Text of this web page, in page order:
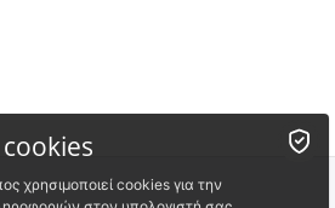
cookies
χρησιμοποιεί cookies για την